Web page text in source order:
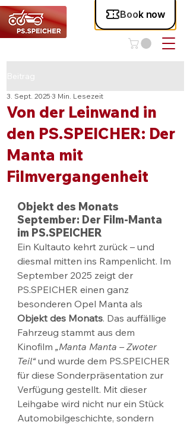
Von der Leinwand in
den PS.SPEICHER: Der
Manta mit
Filmvergangenheit
3. Sept. 2025 3 Min. Lesezeit
Objekt des Monats
September: Der Film-Manta
im PS.SPEICHER
Ein Kultauto kehrt zurück – und
diesmal mitten ins Rampenlicht. Im
September 2025 zeigt der
PS.SPEICHER einen ganz
besonderen Opel Manta als
Objekt des Monats. Das auffällige
Fahrzeug stammt aus dem
Kinofilm „Manta Manta – Zwoter
Teil“ und wurde dem PS.SPEICHER
für diese Sonderpräsentation zur
Verfügung gestellt. Mit dieser
Leihgabe wird nicht nur ein Stück
Automobilgeschichte, sondern